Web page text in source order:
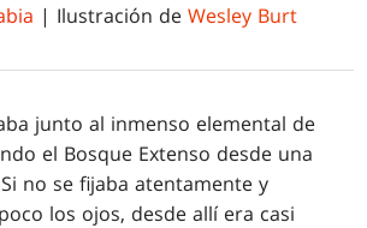
| Ilustración deWesley Burt
junto al inmenso elemental de
el Bosque Extenso desde una
no se fijaba atentamente y
los ojos, desde allí era casi